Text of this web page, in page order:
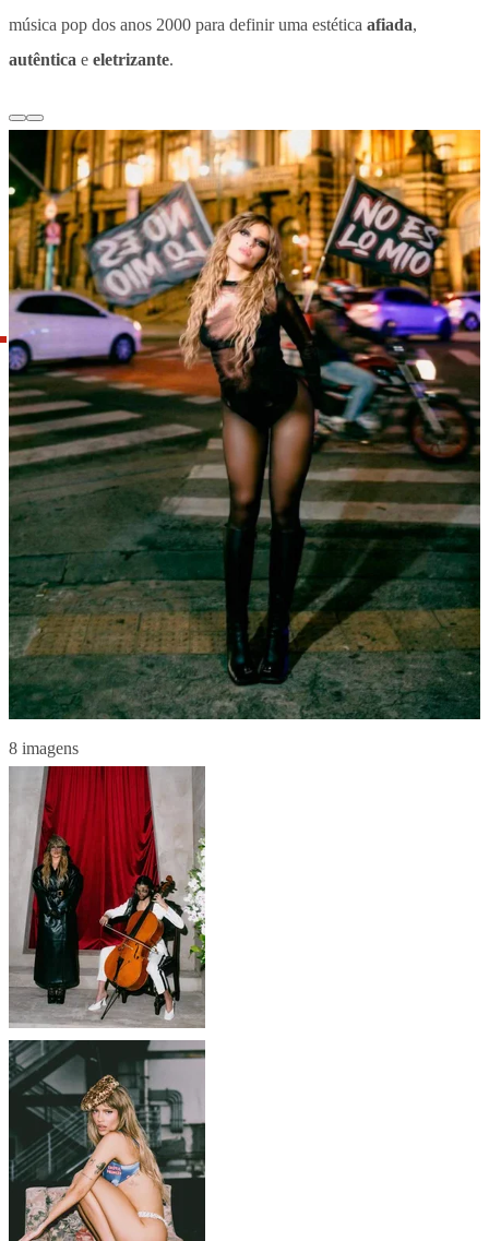
música pop dos anos 2000 para definir uma estética afiada,
autêntica e eletrizante.
8 imagens